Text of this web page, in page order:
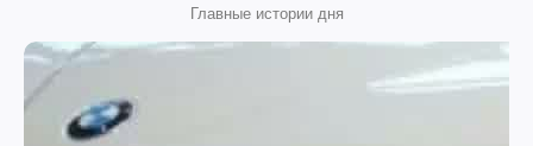
Главные истории дня